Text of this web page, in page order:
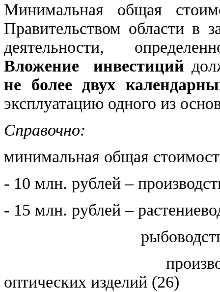
Минимальная общая
Правительством области в
деятельности,
Вложение инвестиций
не более двух
эксплуатацию одного из
Справочно:
минимальная общая
- 10 млн. рублей –
- 15 млн. рублей –
рыбоводство
производство
оптических изделий (26)